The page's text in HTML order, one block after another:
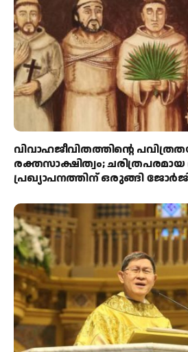
വിവാഹജീവിതത്തിന്റെ
രക്തസാക്ഷിത്വം; ചരിത്രപരമായ
പ്രഖ്യാപനത്തിന് ഒരുങ്ങി